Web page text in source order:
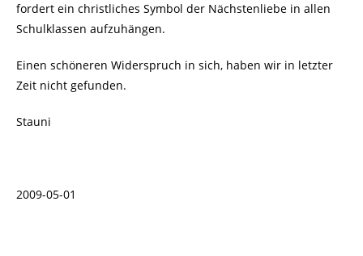
fordert ein christliches Symbol der Nächstenliebe in allen
Schulklassen aufzuhängen.
Einen schöneren Widerspruch in sich, haben wir in letzter
Zeit nicht gefunden.
Stauni
2009-05-01